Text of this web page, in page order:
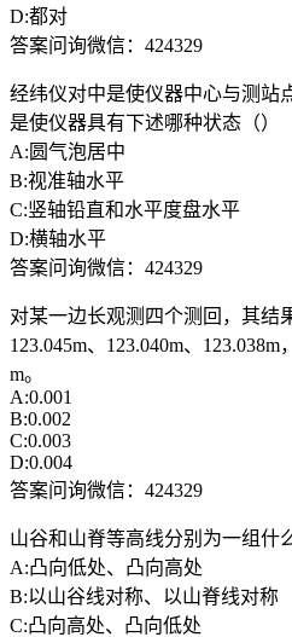
D:都对
答案问询微信：424329
经纬仪对中是使仪器中心与测站
是使仪器具有下述哪种状态（）
A:圆气泡居中
B:视准轴水平
C:竖轴铅直和水平度盘水平
D:横轴水平
答案问询微信：424329
对某一边长观测四个测回，其结
123.045m、123.040m、
m。
A:0.001
B:0.002
C:0.003
D:0.004
答案问询微信：424329
山谷和山脊等高线分别为一组什
A:凸向低处、凸向高处
B:以山谷线对称、以山脊线对称
C:凸向高处、凸向低处